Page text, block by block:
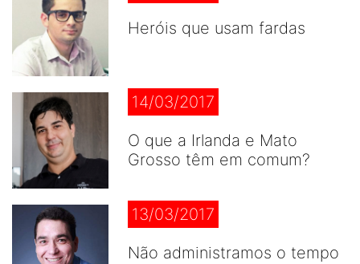
Heróis que usam fardas
14/03/2017
O que a Irlanda e Mato
Grosso têm em comum?
13/03/2017
Não administramos o tempo